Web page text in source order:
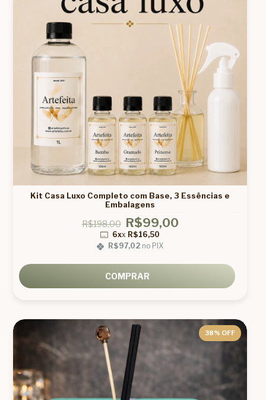
Kit Casa Luxo Completo com Base, 3 Essências e
Embalagens
R$198,00 R$99,00
6xx R$16,50
R$97,02 no PIX
COMPRAR
38% OFF